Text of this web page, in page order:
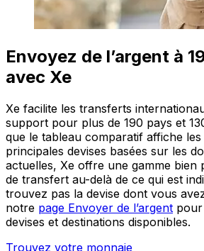
Envoyez de l’argent à
avec Xe
Xe facilite les transferts
support pour plus de 190 pays et
que le tableau comparatif affiche
principales devises basées sur les
actuelles, Xe offre une gamme bien
de transfert au-delà de ce qui est
trouvez pas la devise dont vous
notre page Envoyer de l’argent
devises et destinations disponibles.
Trouvez votre monnaie